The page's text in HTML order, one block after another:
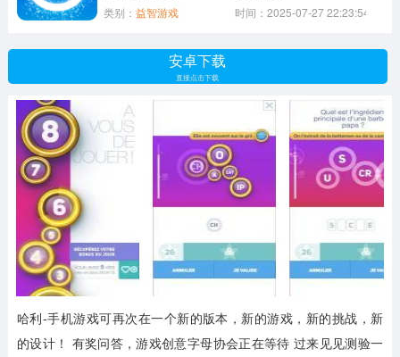
益智游戏 音乐游戏 传奇游戏
模拟游戏
策略游戏 角色扮演
类别： 益智游戏 时间：2025-07-27 22:23:54
安卓下载
直接点击下载
哈利-手机游戏可再次在一个新的版本，新的游戏，新的挑战，新
的设计！ 有奖问答，游戏创意字母协会正在等待 过来见见测验一